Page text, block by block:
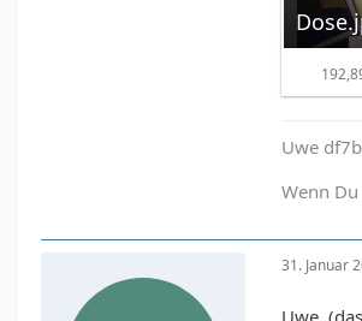
Uwe
Wenn
31. Januar
Uwe,